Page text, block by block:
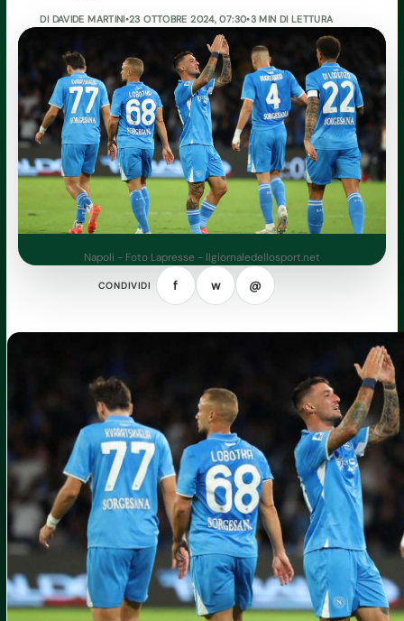
DI DAVIDE MARTINI•23 OTTOBRE 2024, 07:30•3 MIN DI LETTURA
Napoli - Foto Lapresse - Ilgiornaledellosport.net
CONDIVIDI f w @